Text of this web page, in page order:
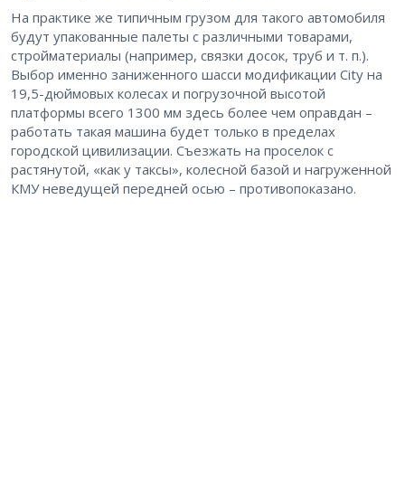
На практике же типичным грузом для такого автомобиля
будут упакованные палеты с различными товарами,
стройматериалы (например, связки досок, труб и т. п.).
Выбор именно заниженного шасси модификации City на
19,5-дюймовых колесах и погрузочной высотой
платформы всего 1300 мм здесь более чем оправдан –
работать такая машина будет только в пределах
городской цивилизации. Съезжать на проселок с
растянутой, «как у таксы», колесной базой и нагруженной
КМУ неведущей передней осью – противопоказано.